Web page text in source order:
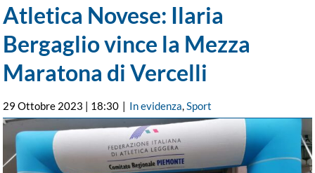
Atletica Novese: Ilaria
Bergaglio vince la Mezza
Maratona di Vercelli
29 Ottobre 2023 | 18:30 | In evidenza,Sport
Ingrandisci
immagine